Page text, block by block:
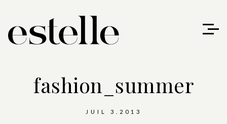
fashion_summer
JUIL 3.2013